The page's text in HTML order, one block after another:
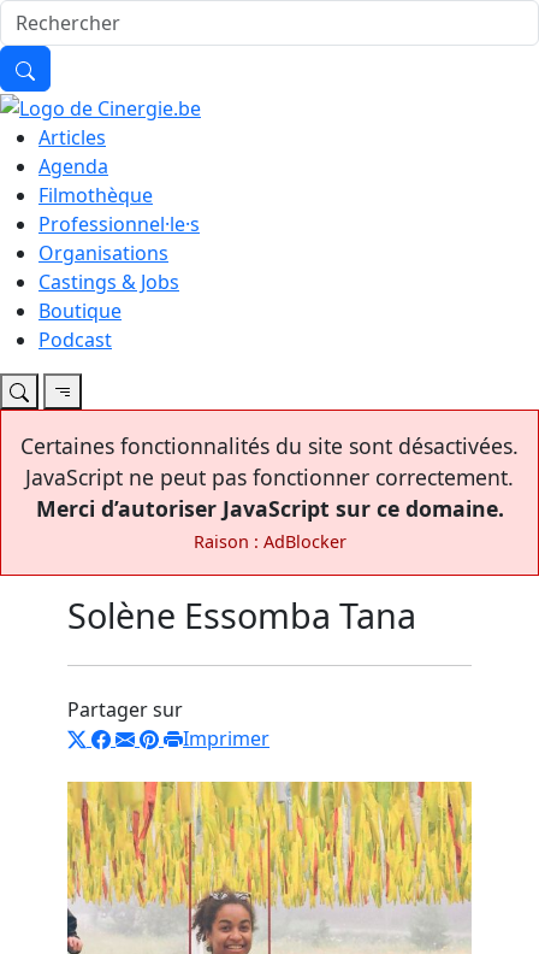
Articles
Agenda
Filmothèque
Professionnel·le·s
Organisations
Castings & Jobs
Boutique
Podcast
Certaines fonctionnalités du site sont désactivées.
JavaScript ne peut pas fonctionner correctement.
Merci d’autoriser JavaScript sur ce domaine.
Raison : AdBlocker
Solène Essomba Tana
Partager sur
Imprimer